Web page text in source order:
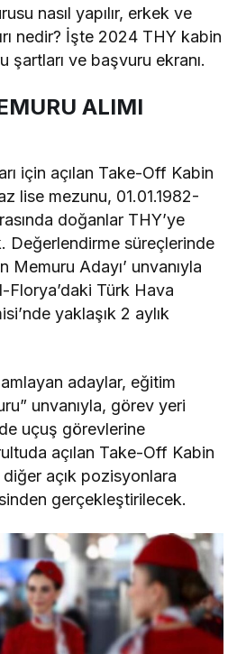
nasıl yapılır, erkek ve
nedir? İşte 2024 THY kabin
şartları ve başvuru ekranı.
ALIMI
için açılan Take-Off Kabin
lise mezunu, 01.01.1982-
doğanlar THY’ye
Değerlendirme süreçlerinde
Memuru Adayı’ unvanıyla
Florya’daki Türk Hava
yaklaşık 2 aylık
adaylar, eğitim
unvanıyla, görev yeri
uçuş görevlerine
açılan Take-Off Kabin
açık pozisyonlara
gerçekleştirilecek.